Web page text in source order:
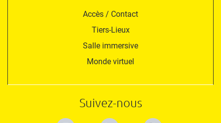
Accès / Contact
Tiers-Lieux
Salle immersive
Monde virtuel
Suivez-nous